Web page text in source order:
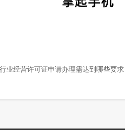
业经营许可证申请办理需达到哪些要求